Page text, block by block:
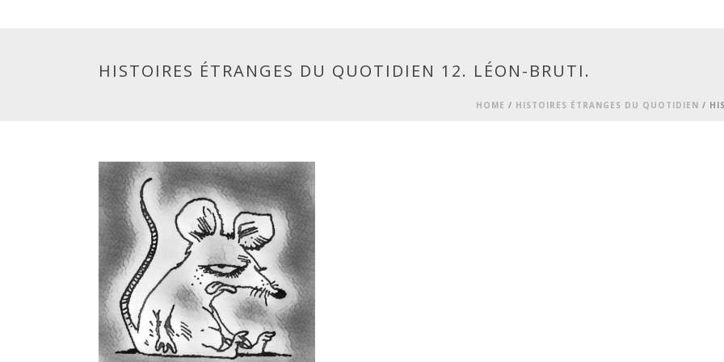
HISTOIRES ÉTRANGES DU QUOTIDIEN 12. LÉON-BRUTI.
HOME / HISTOIRES ÉTRANGES DU QUOTIDIEN /